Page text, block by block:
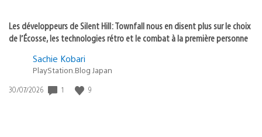
Les développeurs de Silent Hill: Townfall nous en disent plus sur le choix
de l’Écosse, les technologies rétro et le combat à la première personne
Sachie Kobari
PlayStation.Blog Japan
Date
30/07/2026 1 9